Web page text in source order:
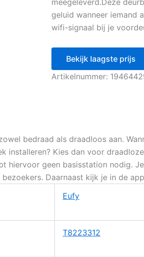
meegeleverd.Deze
geluid wanneer iemand
wifi-signaal bij je
Bekijk laagste prijs
Artikelnummer:
bedraad als draadloos aan.
installeren? Kies dan voor
hiervoor geen basisstation nodig.
Daarnaast kijk je in de
Eufy
T8223312